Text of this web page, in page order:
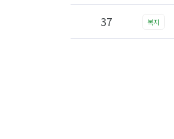
37 복지